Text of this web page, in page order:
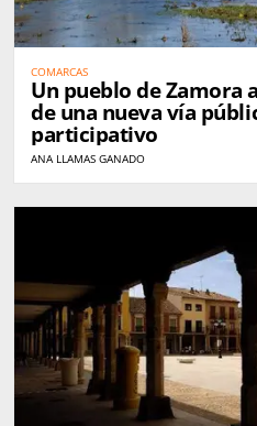
COMARCAS
Un pueblo de Zamora
de una nueva vía
participativo
ANA LLAMAS GANADO